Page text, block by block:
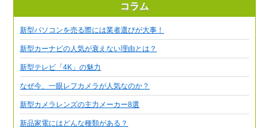
コラム
新型パソコンを売る際には業者選びが大事！
新型カーナビの人気が衰えない理由とは？
新型テレビ「4K」の魅力
なぜ今、一眼レフカメラが人気なのか？
新型カメラレンズの主力メーカー8選
新品家電にはどんな種類がある？